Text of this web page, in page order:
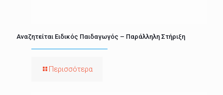
Αναζητείται Ειδικός Παιδαγωγός – Παράλληλη Στήριξη
Περισσότερα